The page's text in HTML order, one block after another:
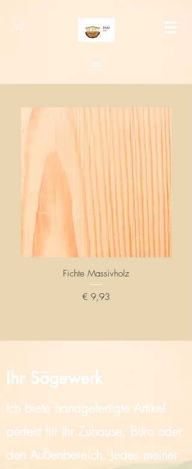
Fichte Massivholz
Preis
€ 9,93
Ihr Sägewerk
Ich biete handgefertigte Artikel
perfekt für Ihr Zuhause, Büro oder
den Außenbereich. Jedes meiner